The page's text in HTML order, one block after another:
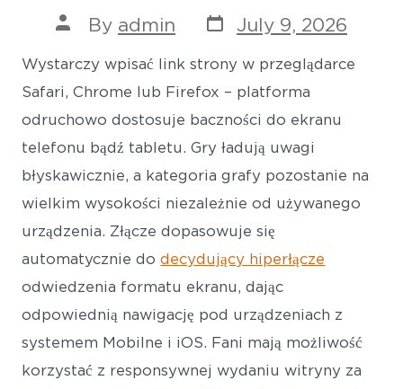
Post
author
By admin
Post
date
July 9, 2026
Wystarczy wpisać link strony w przeglądarce
Safari, Chrome lub Firefox – platforma
odruchowo dostosuje baczności do ekranu
telefonu bądź tabletu. Gry ładują uwagi
błyskawicznie, a kategoria grafy pozostanie na
wielkim wysokości niezależnie od używanego
urządzenia. Złącze dopasowuje się
automatycznie dodecydujący hiperłącze
odwiedzenia formatu ekranu, dając
odpowiednią nawigację pod urządzeniach z
systemem Mobilne i iOS. Fani mają możliwość
korzystać z responsywnej wydaniu witryny za